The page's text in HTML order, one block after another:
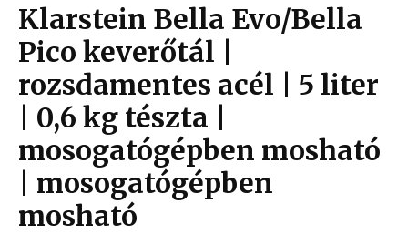
Klarstein Bella Evo/Bella
Pico keverőtál |
rozsdamentes acél | 5 liter
| 0,6 kg tészta |
mosogatógépben mosható
| mosogatógépben
mosható